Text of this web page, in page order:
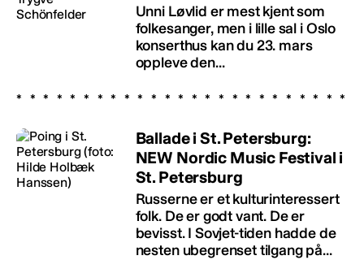
Unni Løvlid er mest kjent som
folkesanger, men i lille sal i Oslo
konserthus kan du 23. mars
oppleve den...
Ballade i St. Petersburg:
NEW Nordic Music Festival i
St. Petersburg
Russerne er et kulturinteressert
folk. De er godt vant. De er
bevisst. I Sovjet-tiden hadde de
nesten ubegrenset tilgang på...